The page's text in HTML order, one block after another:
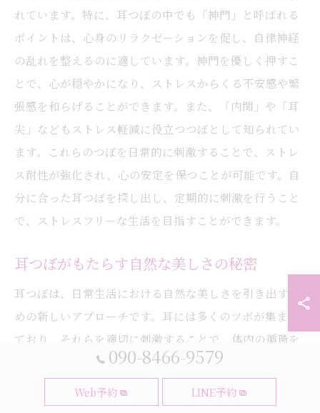
れています。特に、耳つぼの中でも「神門」と呼ばれる
ポイントは、心身のリラクゼーションを促し、自律神経
の乱れを整えるのに適しています。神門を優しく押すこ
とで、心が穏やかになり、ストレスからくる不安感や緊
張感を和らげることができます。また、「内関」や「耳
尖」などもストレス軽減に役立つつぼとして知られてい
ます。これらのつぼを日常的に刺激することで、ストレ
ス耐性が強化され、心の安定を保つことが可能です。自
分に合った耳つぼを探し出し、定期的に刺激を行うこと
で、ストレスフリーな生活を目指すことができます。
耳つぼがもたらす自然な美しさの秘密
耳つぼは、日常生活における自然な美しさを引き出すた
めの新しいアプローチです。耳には多くのツボが集まっ
ており、それらを適切に刺激することで、体内の循環を
促進し、自然な美しさを引き出すことができます。特
に、大阪市都島区内代町で提供される耳つぼ施術は、専
門的な指導の下で行われるため、効果的かつ安全に美し
090-8466-9579
Web予約 LINE予約